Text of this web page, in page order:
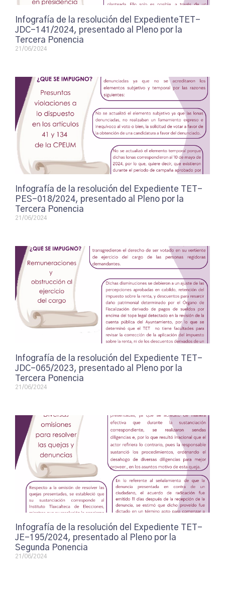
Infografía de la resolución del ExpedienteTET-
JDC-141/2024, presentado al Pleno por la
Tercera Ponencia
21/06/2024
Infografía de la resolución del Expediente TET-
PES-018/2024, presentado al Pleno por la
Tercera Ponencia
21/06/2024
Infografía de la resolución del Expediente TET-
JDC-065/2023, presentado al Pleno por la
Tercera Ponencia
21/06/2024
Infografía de la resolución del Expediente TET-
JE-195/2024, presentado al Pleno por la
Segunda Ponencia
21/06/2024